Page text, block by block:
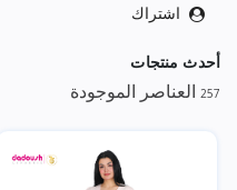
اشتراك
أحدث منتجات
257 العناصر الموجودة